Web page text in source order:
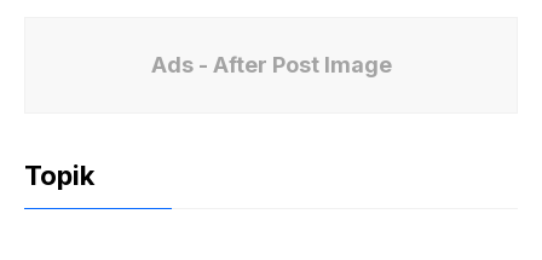
o
Fr
Ads - After Post Image
Topik